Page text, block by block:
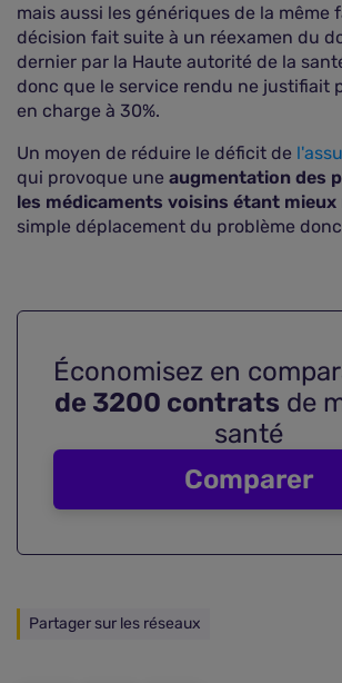
mais aussi les génériques de la même
décision fait suite à un réexamen du
dernier par la Haute autorité de la
donc que le service rendu ne justifiait
en charge à 30%.
Un moyen de réduire le déficit de
qui provoque une augmentation des
les médicaments voisins étant
simple déplacement du problème
Économisez en
de 3200 contrats de
santé
Comparer
Partager sur les réseaux